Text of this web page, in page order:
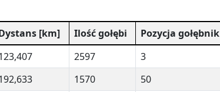
[km] Ilość gołębi
Pozycja gołębnik
2597
3
1570 50